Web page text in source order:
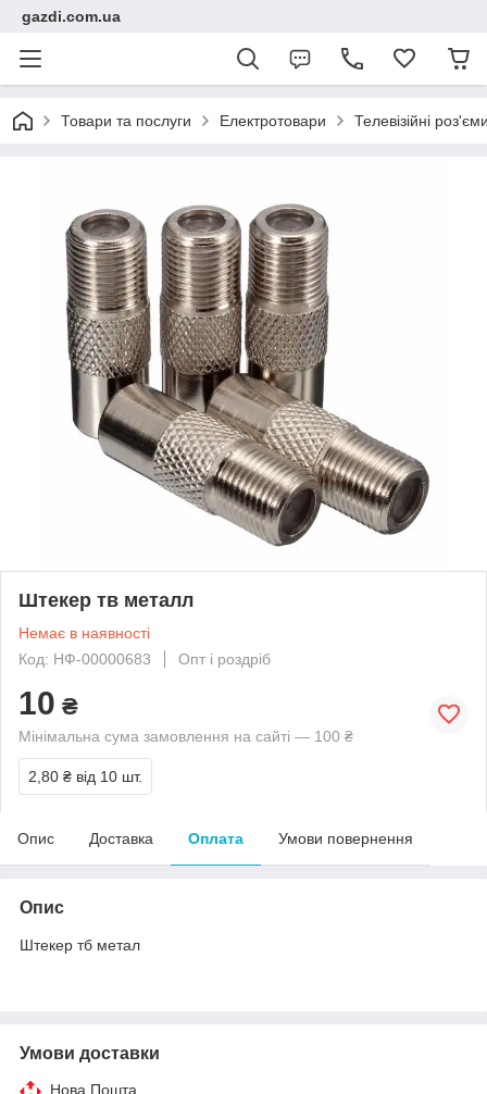
gazdi.com.ua
Товари та послуги Електротовари Телевізійні
Штекер тв металл
Немає в наявності
Код: НФ-00000683
Опт і роздріб
10 ₴
Мінімальна сума замовлення на сайті — 100 ₴
2,80 ₴ від 10 шт.
Опис Доставка Оплата Умови повернення
Опис
Штекер тб метал
Умови доставки
Нова Пошта